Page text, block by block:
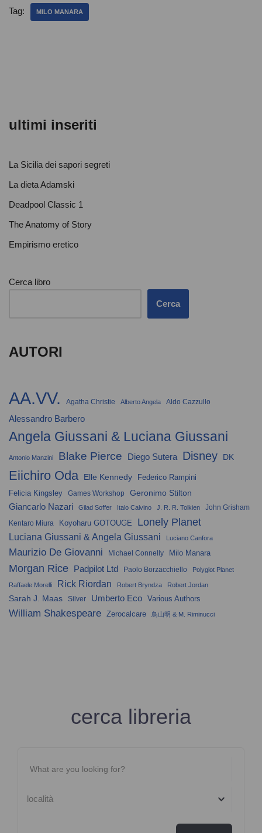
e
er s
Tag: MILO MANARA
ultimi inseriti
La Sicilia dei sapori segreti
La dieta Adamski
Deadpool Classic 1
The Anatomy of Story
Empirismo eretico
Cerca libro
Cerca
AUTORI
AA.VV. Agatha Christie Alberto Angela Aldo Cazzullo
Alessandro Barbero
Angela Giussani & Luciana Giussani
Antonio Manzini Blake Pierce Diego Sutera Disney DK
Eiichiro Oda Elle Kennedy Federico Rampini
Felicia Kingsley Games Workshop
Geronimo Stilton
Giancarlo Nazari
Gilad Soffer Italo Calvino J. R. R. Tolkien
John Grisham
Kentaro Miura
Koyoharu GOTOUGE Lonely Planet
Luciana Giussani & Angela Giussani Luciano Canfora
Maurizio De Giovanni Michael Connelly Milo Manara
Morgan Rice Padpilot Ltd Paolo Borzacchiello Polyglot Planet
Raffaele Morelli Rick Riordan Robert Bryndza Robert Jordan
Sarah J. Maas Silver Umberto Eco Various Authors
William Shakespeare Zerocalcare 鳥山明 & M. Riminucci
cerca libreria
località